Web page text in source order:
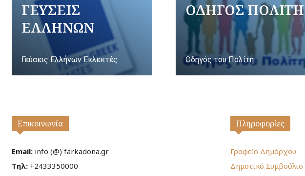
ΓΕΥΣΕΙΣ
ΕΛΛΗΝΩΝ
Γεύσεις Ελλήνων Εκλεκτές
ΟΔΗΓΟΣ ΠΟΛΙΤΗ
Οδηγός του Πολίτη
Επικοινωνία
Email: info (@) farkadona.gr
Τηλ: +2433350000
Πληροφορίες
Γραφείο Δημάρχου
Δημοτικό Συμβούλιο